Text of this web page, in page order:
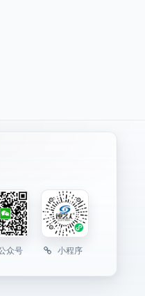
众号 小程序